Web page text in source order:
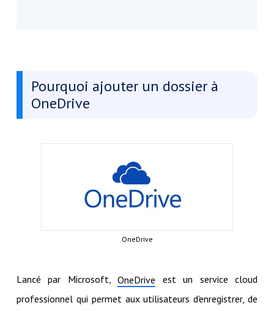
Pourquoi ajouter un dossier à
OneDrive
OneDrive
Lancé par Microsoft,OneDrive est un service cloud
professionnel qui permet aux utilisateurs d'enregistrer, de